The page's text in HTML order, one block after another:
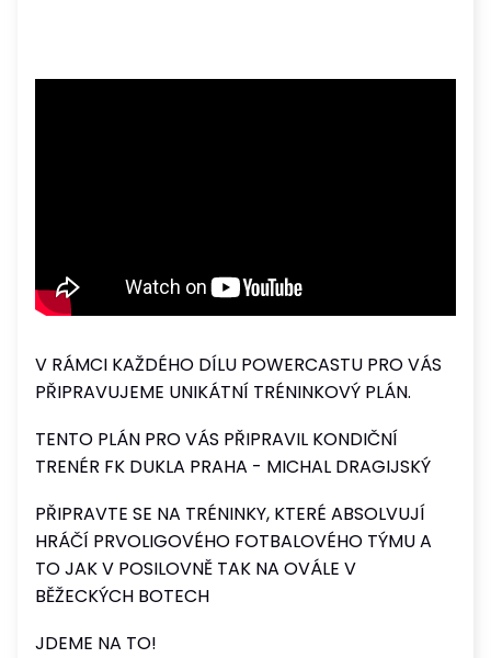
V RÁMCI KAŽDÉHO DÍLU POWERCASTU PRO VÁS
PŘIPRAVUJEME UNIKÁTNÍ TRÉNINKOVÝ PLÁN.
TENTO PLÁN PRO VÁS PŘIPRAVIL KONDIČNÍ
TRENÉR FK DUKLA PRAHA - MICHAL DRAGIJSKÝ
PŘIPRAVTE SE NA TRÉNINKY, KTERÉ ABSOLVUJÍ
HRÁČÍ PRVOLIGOVÉHO FOTBALOVÉHO TÝMU A
TO JAK V POSILOVNĚ TAK NA OVÁLE V
BĚŽECKÝCH BOTECH
JDEME NA TO!